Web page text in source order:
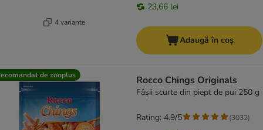
4 variante
23,66 lei
Adaugă în coș
de zooplus Rocco Chings Originals
Fâșii scurte din piept de pui 250 g
Rating: 4.9/5 (3032)